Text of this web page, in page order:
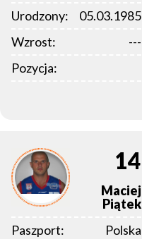
Urodzony:
05.03.1985
Wzrost:
---
Pozycja:
14
Maciej
Piątek
Paszport:
Polska